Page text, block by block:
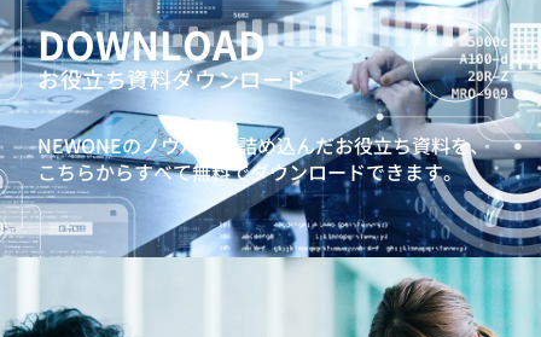
DOWNLOAD
お役立ち資料ダウンロード
NEWONEのノウハウを詰め込んだお役立ち資料を、
こちらからすべて無料でダウンロードできます。